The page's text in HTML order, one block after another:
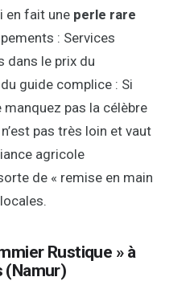
en fait une perle rare
: Services
dans le prix du
guide complice : Si
pas la célèbre
pas très loin et vaut
agricole
de « remise en main
Rustique » à
(Namur)